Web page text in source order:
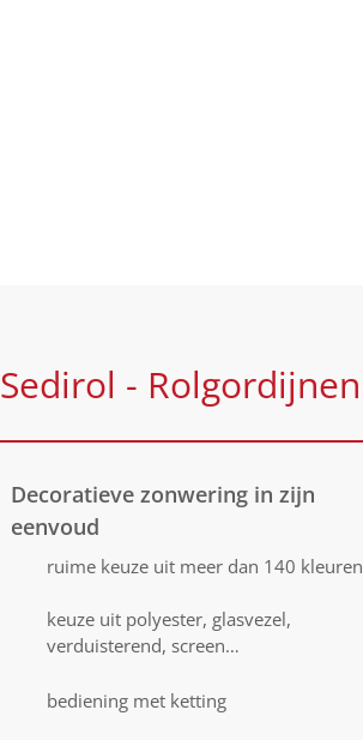
Sedirol - Rolgordijnen
Decoratieve zonwering in zijn
eenvoud
ruime keuze uit meer dan 140 kleuren
keuze uit polyester, glasvezel,
verduisterend, screen…
bediening met ketting